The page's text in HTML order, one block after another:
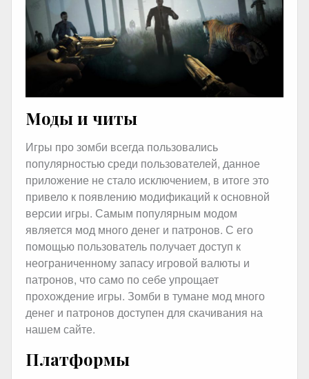
Моды и читы
Игры про зомби всегда пользовались
популярностью среди пользователей, данное
приложение не стало исключением, в итоге это
привело к появлению модификаций к основной
версии игры. Самым популярным модом
является мод много денег и патронов. С его
помощью пользователь получает доступ к
неограниченному запасу игровой валюты и
патронов, что само по себе упрощает
прохождение игры. Зомби в тумане мод много
денег и патронов доступен для скачивания на
нашем сайте.
Платформы